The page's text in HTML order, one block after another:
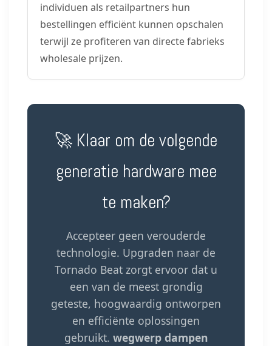
individuen als retailpartners hun
bestellingen efficiënt kunnen opschalen
terwijl ze profiteren van directe fabrieks
wholesale prijzen.
🚀 Klaar om de volgende
generatie hardware mee
te maken?
Accepteer geen verouderde
technologie. Upgraden naar de
Tornado Beat zorgt ervoor dat u
een van de meest grondig
geteste, hoogwaardig ontworpen
en efficiënte oplossingen
gebruikt. wegwerp dampen